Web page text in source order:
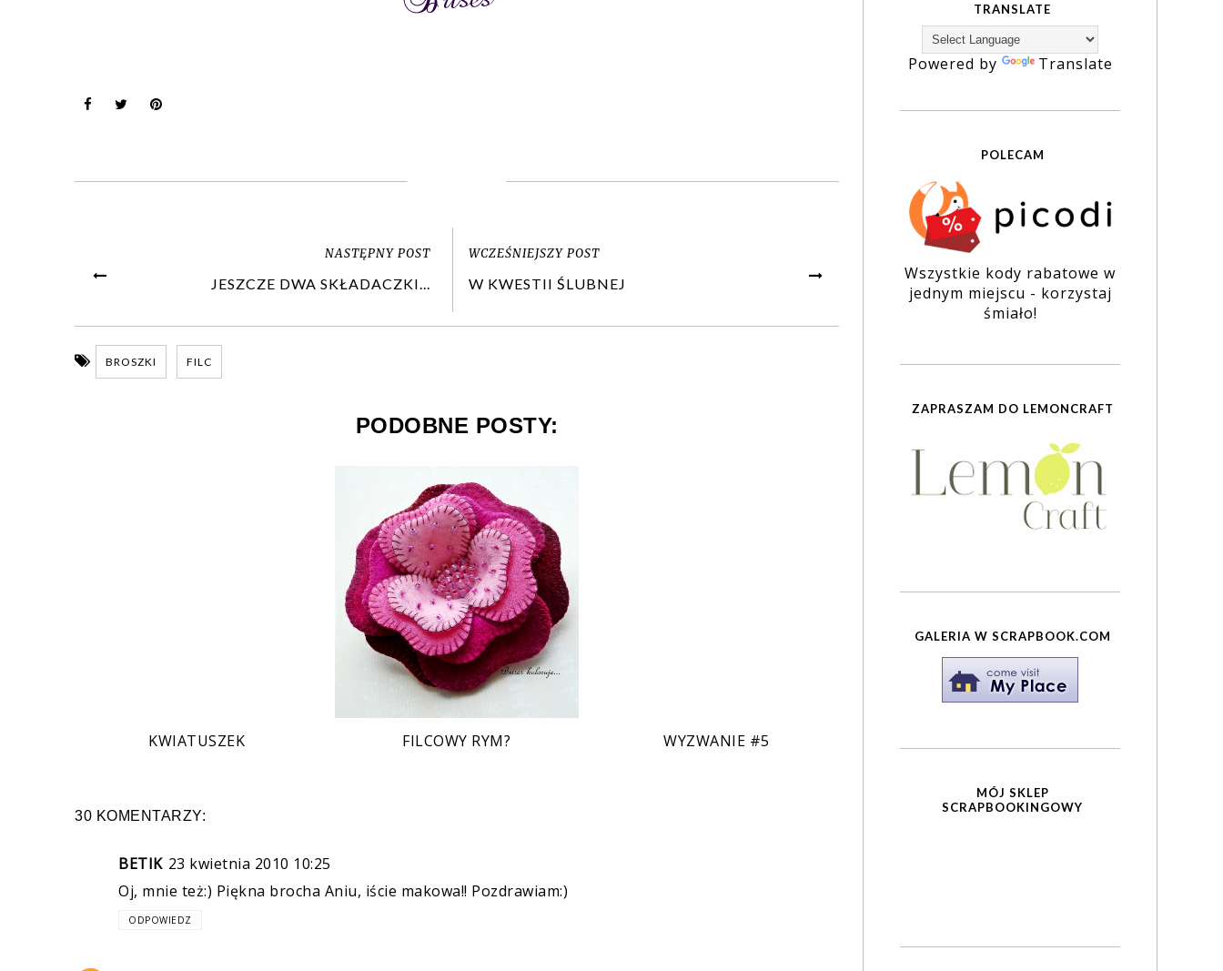
NASTĘPNY POST
JESZCZE DWA SKŁADACZKI...
WCZEŚNIEJSZY POST
W KWESTII ŚLUBNEJ
BROSZKI FILC
PODOBNE POSTY:
KWIATUSZEK FILCOWY RYM? WYZWANIE #5
30 KOMENTARZY:
BETIK 23 kwietnia 2010 10:25
Oj, mnie też:) Piękna brocha Aniu, iście makowa!! Pozdrawiam:)
ODPOWIEDZ
TRANSLATE
Powered by Translate
POLECAM
Wszystkie kody rabatowe w
jednym miejscu - korzystaj
śmiało!
ZAPRASZAM DO LEMONCRAFT
GALERIA W SCRAPBOOK.COM
MÓJ SKLEP
SCRAPBOOKINGOWY